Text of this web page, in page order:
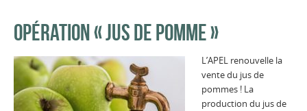
OPÉRATION « JUS DE POMME »
L’APEL renouvelle la
vente du jus de
pommes ! La
production du jus de